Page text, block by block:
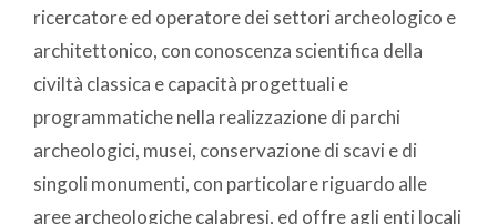
ricercatore ed operatore dei settori archeologico e
architettonico, con conoscenza scientifica della
civiltà classica e capacità progettuali e
programmatiche nella realizzazione di parchi
archeologici, musei, conservazione di scavi e di
singoli monumenti, con particolare riguardo alle
aree archeologiche calabresi, ed offre agli enti locali